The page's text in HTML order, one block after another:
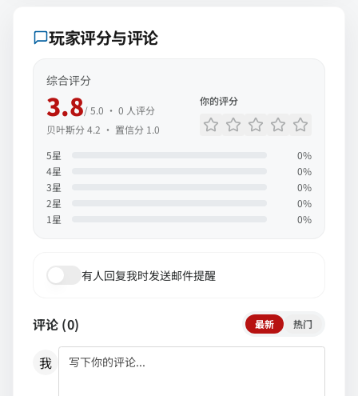
玩家评分与评论
综合评分
3.8/ 5.0 · 0 人评分
贝叶斯分4.2 · 置信分 1.0
你的评分
5星 0%
4星 0%
3星 0%
2星 0%
1 星 0%
有人回复我时发送邮件提醒
评论 (0) 最新 热门
我